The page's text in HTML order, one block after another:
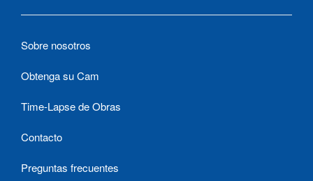
Sobre nosotros
Obtenga su Cam
Time-Lapse de Obras
Contacto
Preguntas frecuentes